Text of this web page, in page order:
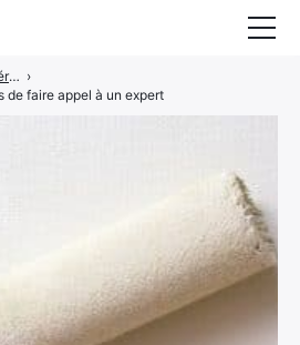
Aménagement intérieur ›
de faire appel à un expert